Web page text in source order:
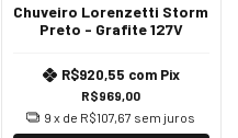
Chuveiro Lorenzetti Storm
Preto - Grafite 127V
R$969,00
R$920,55 com Pix
9 x de R$107,67 sem juros